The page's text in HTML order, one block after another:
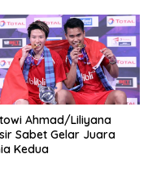
Ahmad/Liliyana
Sabet Gelar Juara
Kedua